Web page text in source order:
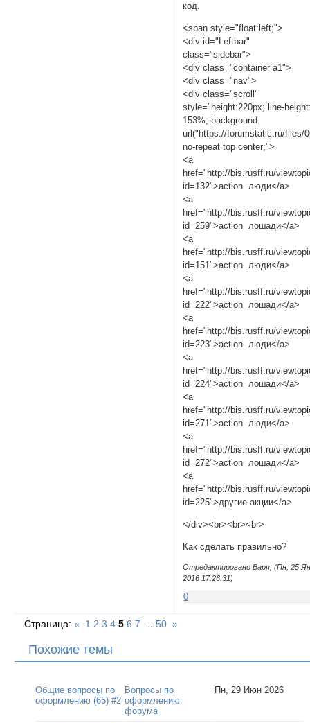
код.
<span style="float:left;">
<div id="Leftbar"
class="sidebar">
<div class="container a1">
<div class="nav">
<div class="scroll"
style="height:220px; line-
153%; background:
url("https://forumstatic.ru/files/
no-repeat top center;">
<a
href="http://bis.rusff.ru/
id=132">action люди</a>
<a
href="http://bis.rusff.ru/
id=259">action лошади</a>
<a
href="http://bis.rusff.ru/
id=151">action люди</a>
<a
href="http://bis.rusff.ru/
id=222">action лошади</a>
<a
href="http://bis.rusff.ru/
id=223">action люди</a>
<a
href="http://bis.rusff.ru/
id=224">action лошади</a>
<a
href="http://bis.rusff.ru/
id=271">action люди</a>
<a
href="http://bis.rusff.ru/
id=272">action лошади</a>
<a
href="http://bis.rusff.ru/
id=225">другие акции</a>
</div><br><br><br>
Как сделать правильно?
Отредактировано Варя; (Пн, 25
2016 17:26:31)
0
Страница:« 1 2 3 4 5 6 7 50 »
Похожие темы
Общие вопросы по
оформлению (65) #2
Вопросы по
оформлению
форума
Пн, 29 Июн 2026